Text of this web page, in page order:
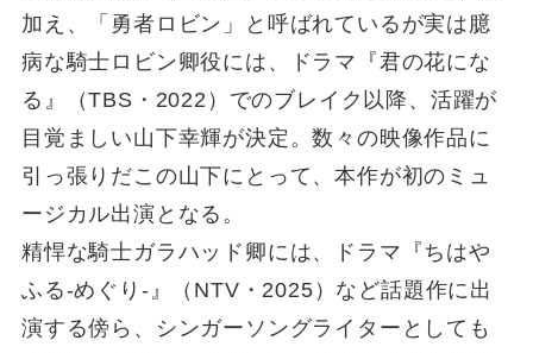
加え、「勇者ロビン」と呼ばれているが実は臆
病な騎士ロビン卿役には、ドラマ『君の花にな
る』（TBS・2022）でのブレイク以降、活躍が
目覚ましい山下幸輝が決定。数々の映像作品に
引っ張りだこの山下にとって、本作が初のミュ
ージカル出演となる。
精悍な騎士ガラハッド卿には、ドラマ『ちはや
ふる-めぐり-』（NTV・2025）など話題作に出
演する傍ら、シンガーソングライターとしても